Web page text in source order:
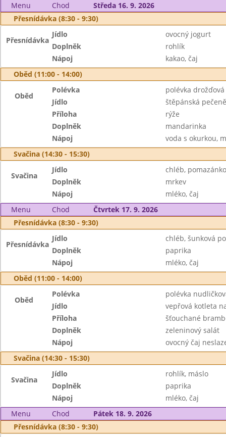
Menu
Chod
Středa 16. 9. 2026
Přesnídávka (8:30 - 9:30)
Přesnídávka
Jídlo
ovocný jogurt
Doplněk
rohlík
Nápoj
kakao, čaj
Oběd (11:00 - 14:00)
Oběd
Polévka
polévka drožďová
Jídlo
štěpánská pečeně
Příloha
rýže
Doplněk
mandarinka
Nápoj
voda s okurkou,
Svačina (14:30 - 15:30)
Svačina
Jídlo
chléb,
Doplněk
mrkev
Nápoj
mléko, čaj
Menu
Chod
Čtvrtek 17. 9. 2026
Přesnídávka (8:30 - 9:30)
Přesnídávka
Jídlo
chléb, šunková
Doplněk
paprika
Nápoj
mléko, čaj
Oběd (11:00 - 14:00)
Oběd
Polévka
polévka
Jídlo
vepřová kotleta
Příloha
šťouchané
Doplněk
zeleninový salát
Nápoj
ovocný čaj
Svačina (14:30 - 15:30)
Svačina
Jídlo
rohlík, máslo
Doplněk
paprika
Nápoj
mléko, čaj
Menu
Chod
Pátek 18. 9. 2026
Přesnídávka (8:30 - 9:30)